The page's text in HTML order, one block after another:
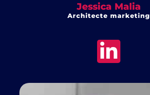
Jessica Malia
Architecte marketing